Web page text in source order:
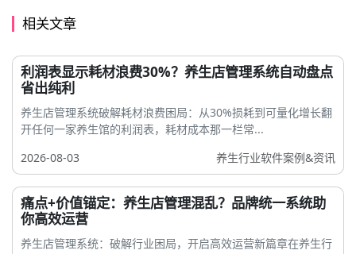
相关文章
利润表显示耗材浪费30%？养生店管理系统自动盘点
省出纯利
养生店管理系统破解耗材浪费困局：从30%损耗到可量化增长翻
开任何一家养生馆的利润表，耗材成本那一栏常...
2026-08-03
养生行业软件案例&资讯
痛点+价值锚定：养生店管理混乱？品牌统一系统助
你高效运营
养生店管理系统：破解行业困局，开启高效运营新篇章在养生行